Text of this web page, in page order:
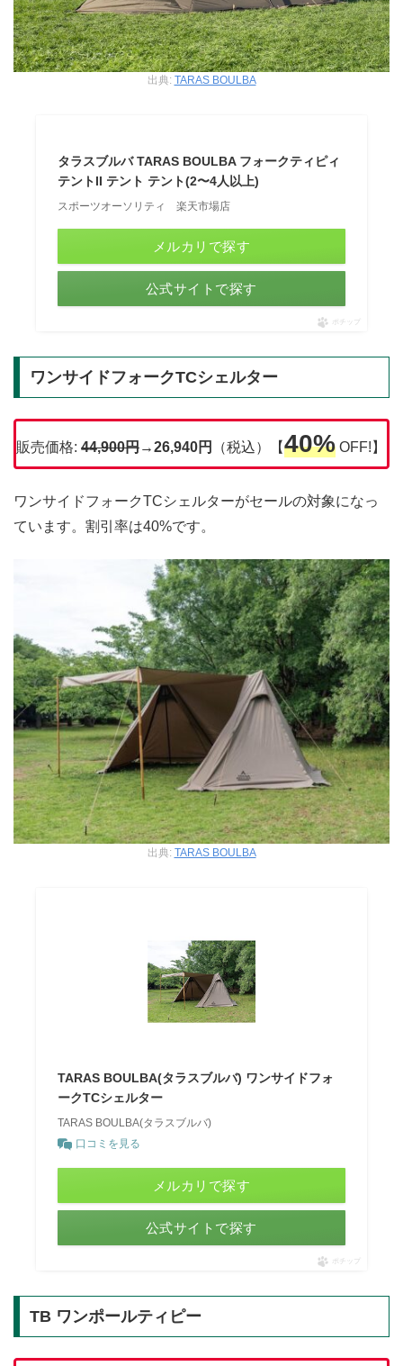
出典: TARAS BOULBA
タラスブルバ TARAS BOULBA フォークティピィ
テントII テント テント(2〜4人以上)
スポーツオーソリティ 楽天市場店
メルカリで探す
公式サイトで探す
ポチップ
ワンサイドフォークTCシェルター
販売価格: 44,900円→26,940円 （税込）【40% OFF!】
ワンサイドフォークTCシェルターがセールの対象になっ
ています。割引率は40%です。
出典: TARAS BOULBA
TARAS BOULBA(タラスブルバ) ワンサイドフォ
ークTCシェルター
TARAS BOULBA(タラスブルバ)
口コミを見る
メルカリで探す
公式サイトで探す
ポチップ
TB ワンポールティピー